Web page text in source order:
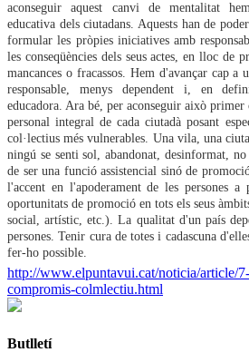
aconseguir aquest canvi de mentalitat
educativa dels ciutadans. Aquests han de
formular les pròpies iniciatives amb
les conseqüències dels seus actes, en lloc de
mancances o fracassos. Hem d'avançar cap a
responsable, menys dependent i, en
educadora. Ara bé, per aconseguir això
personal integral de cada ciutadà posant
col·lectius més vulnerables. Una vila, una
ningú se senti sol, abandonat, desinformat,
de ser una funció assistencial sinó de
l'accent en l'apoderament de les persones
oportunitats de promoció en tots els seus
social, artístic, etc.). La qualitat d'un país
persones. Tenir cura de totes i cadascuna
fer-ho possible.
http://www.elpuntavui.cat/noticia/article/
compromis-colmlectiu.html
Butlletí